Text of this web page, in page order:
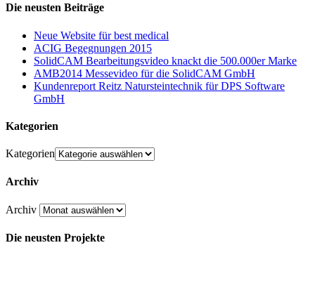
Die neusten Beiträge
Neue Website für best medical
ACIG Begegnungen 2015
SolidCAM Bearbeitungsvideo knackt die 500.000er Marke
AMB2014 Messevideo für die SolidCAM GmbH
Kundenreport Reitz Natursteintechnik für DPS Software
GmbH
Kategorien
Kategorien
Archiv
Archiv
Die neusten Projekte